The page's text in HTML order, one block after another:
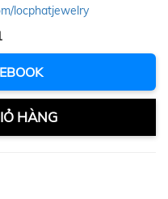
locphatjewelry
HÀNG